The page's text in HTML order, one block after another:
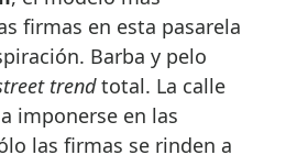
firmas en esta pasarela
Barba y pelo
trendtotal. La calle
imponerse en las
las firmas se rinden a